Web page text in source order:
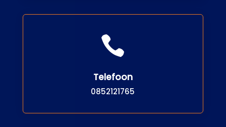

Telefoon
0852121765